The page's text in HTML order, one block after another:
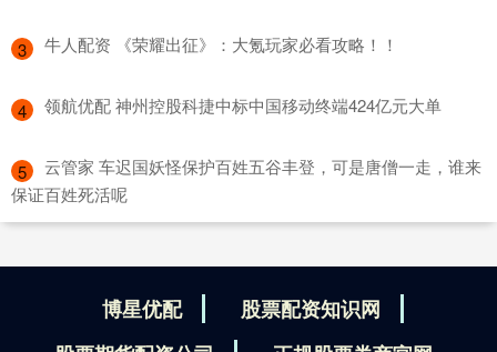
3 ​牛人配资 《荣耀出征》：大氪玩家必看攻略！！
4 ​领航优配 神州控股科捷中标中国移动终端424亿元大单
5
​云管家 车迟国妖怪保护百姓五谷丰登，可是唐僧一走，谁来
保证百姓死活呢
博星优配
股票配资知识网